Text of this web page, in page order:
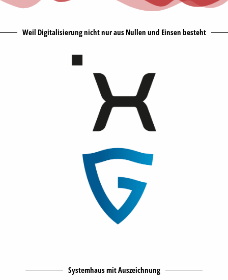
Weil Digitalisierung nicht nur aus Nullen und Einsen besteht
Systemhaus mit Auszeichnung